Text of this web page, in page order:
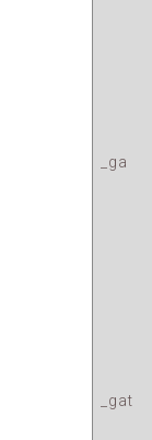
_ga
_gat